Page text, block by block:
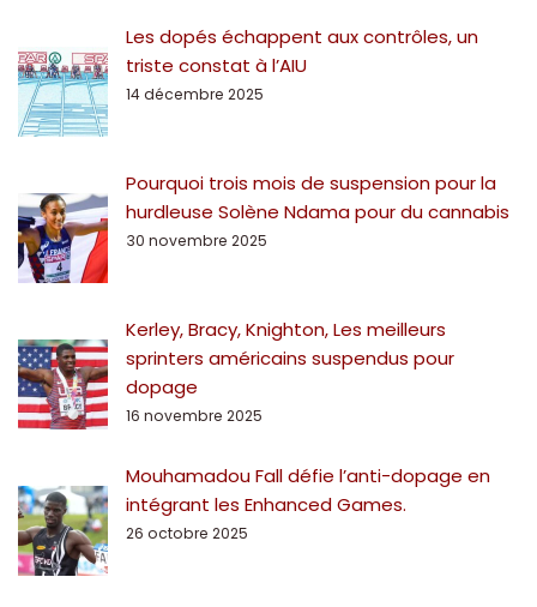
Les dopés échappent aux contrôles, un
triste constat à l’AIU
14 décembre 2025
Pourquoi trois mois de suspension pour la
hurdleuse Solène Ndama pour du cannabis
30 novembre 2025
Kerley, Bracy, Knighton, Les meilleurs
sprinters américains suspendus pour
dopage
16 novembre 2025
Mouhamadou Fall défie l’anti-dopage en
intégrant les Enhanced Games.
26 octobre 2025